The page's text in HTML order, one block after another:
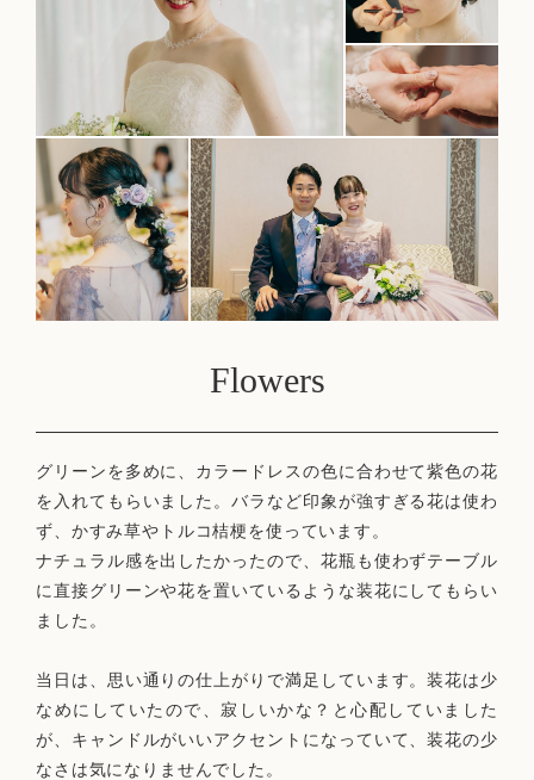
Flowers
グリーンを多めに、カラードレスの色に合わせて紫色の花
を入れてもらいました。バラなど印象が強すぎる花は使わ
ず、かすみ草やトルコ桔梗を使っています。
ナチュラル感を出したかったので、花瓶も使わずテーブル
に直接グリーンや花を置いているような装花にしてもらい
ました。
当日は、思い通りの仕上がりで満足しています。装花は少
なめにしていたので、寂しいかな？と心配していました
が、キャンドルがいいアクセントになっていて、装花の少
なさは気になりませんでした。